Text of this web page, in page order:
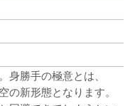
勝手の極意とは、
の新形態となります。